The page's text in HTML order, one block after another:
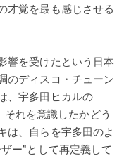
才覚を最も感じさせる
響を受けたという日本
のディスコ・チューン
、宇多田ヒカルの
それを意識したかどう
は、自らを宇多田のよ
ー”として再定義して